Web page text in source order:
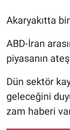
Akaryakıtta
ABD-İran
piyasanın
Dün sektör
geleceğini
zam haberi